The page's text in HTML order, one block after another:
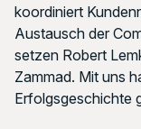
koordiniert
Austausch der
setzen Robert
Zammad. Mit uns
Erfolgsgeschichte